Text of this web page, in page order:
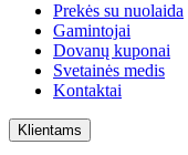
Prekės su nuolaida
Gamintojai
Dovanų kuponai
Svetainės medis
Kontaktai
Klientams